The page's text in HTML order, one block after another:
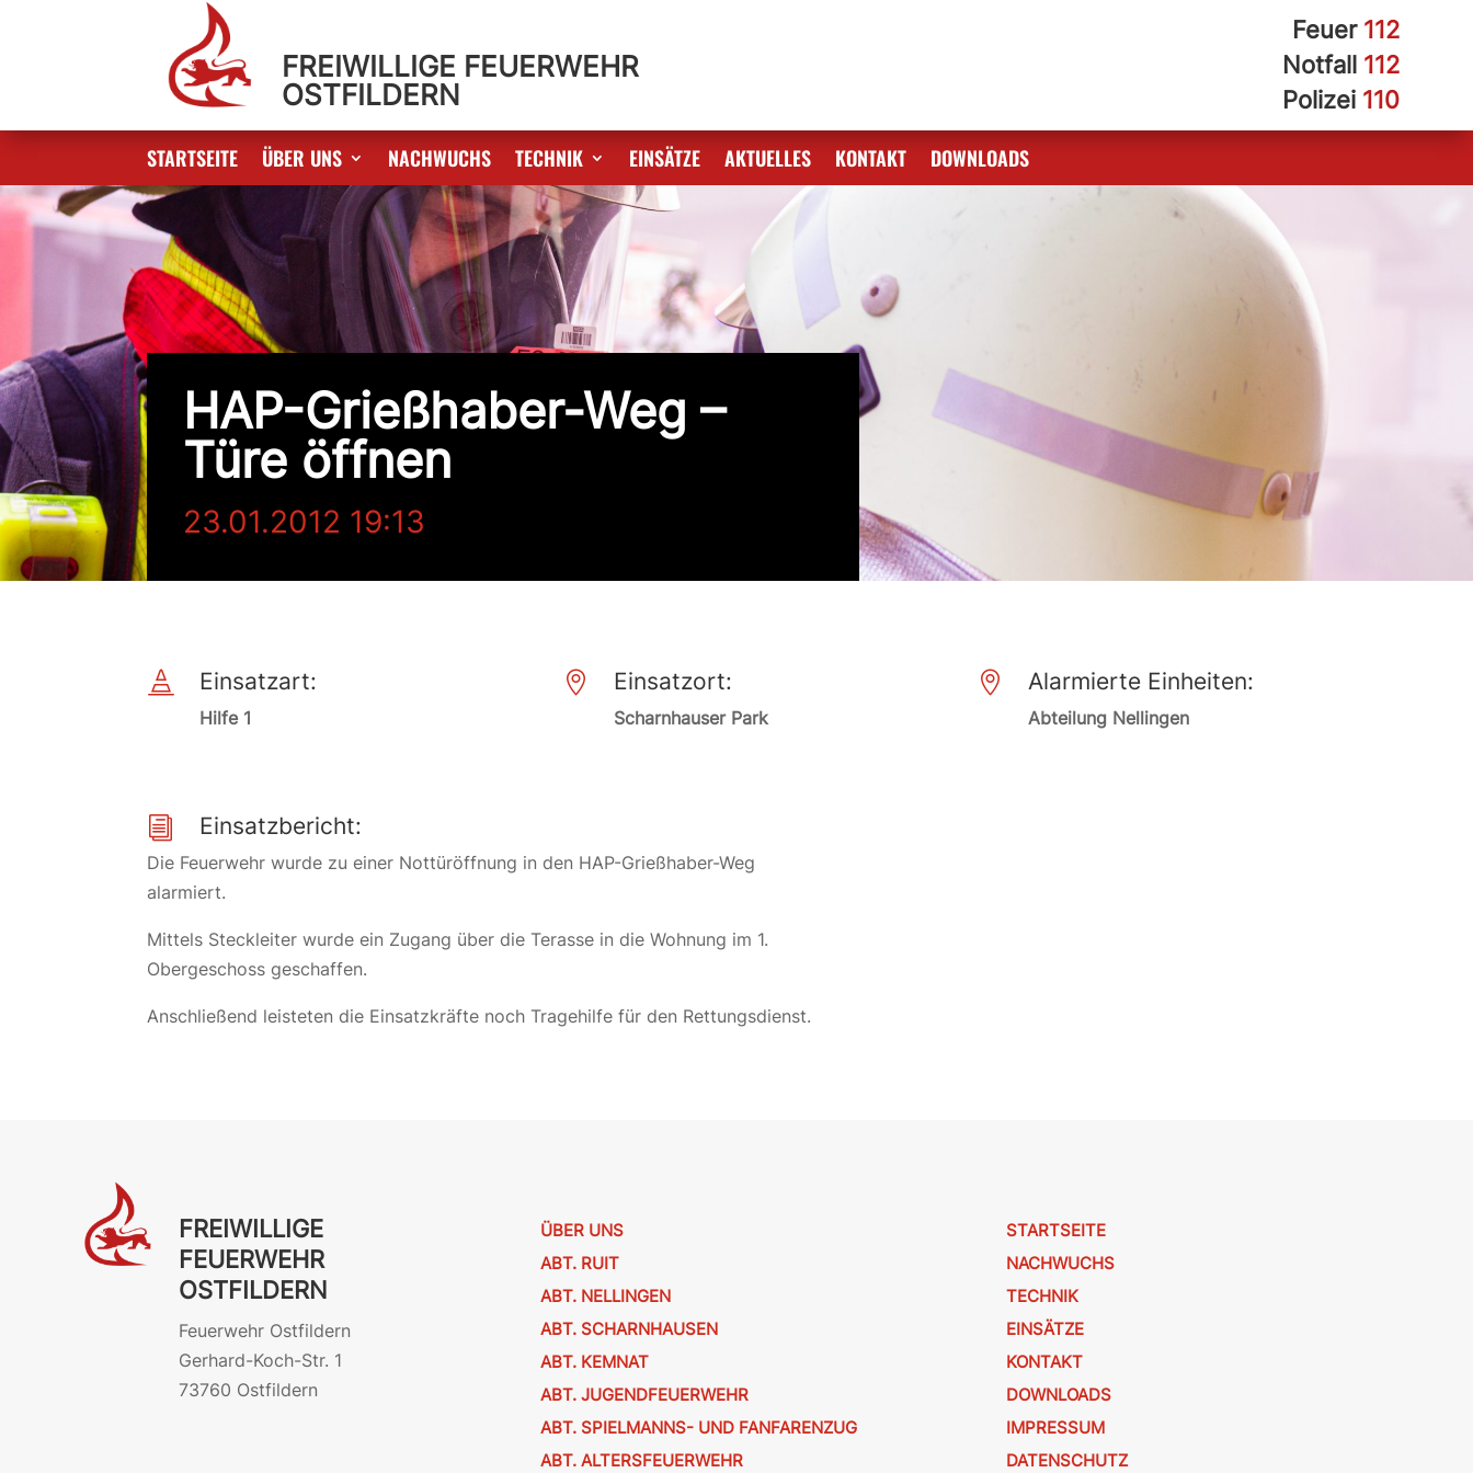
FREIWILLIGE FEUERWEHR
OSTFILDERN
Feuer 112
Notfall 112
Polizei 110
STARTSEITE ÜBER UNS NACHWUCHS TECHNIK EINSÄTZE AKTUELLES KONTAKT DOWNLOADS
HAP-Grießhaber-Weg –
Türe öffnen
23.01.2012 19:13
 Einsatzart:
Hilfe 1
 Einsatzort:
Scharnhauser Park
 Alarmierte Einheiten:
Abteilung Nellingen
i Einsatzbericht:
Die Feuerwehr wurde zu einer Nottüröffnung in den HAP-Grießhaber-Weg
alarmiert.
Mittels Steckleiter wurde ein Zugang über die Terasse in die Wohnung im 1.
Obergeschoss geschaffen.
Anschließend leisteten die Einsatzkräfte noch Tragehilfe für den Rettungsdienst.
FREIWILLIGE
FEUERWEHR
OSTFILDERN
Feuerwehr Ostfildern
Gerhard-Koch-Str. 1
73760 Ostfildern
ÜBER UNS
ABT. RUIT
ABT. NELLINGEN
ABT. SCHARNHAUSEN
ABT. KEMNAT
ABT. JUGENDFEUERWEHR
ABT. SPIELMANNS- UND FANFARENZUG
ABT. ALTERSFEUERWEHR
STARTSEITE
NACHWUCHS
TECHNIK
EINSÄTZE
KONTAKT
DOWNLOADS
IMPRESSUM
DATENSCHUTZ